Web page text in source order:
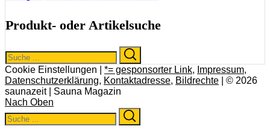
Produkt- oder Artikelsuche
Search
for:
Cookie Einstellungen | *= gesponsorter Link, Impressum,
Datenschutzerklärung, Kontaktadresse, Bildrechte | © 2026
saunazeit | Sauna Magazin
Nach Oben
Search
for: